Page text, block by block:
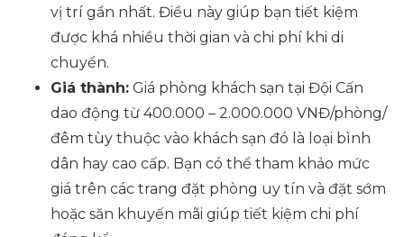
vị trí gần nhất. Điều này giúp bạn tiết kiệm
được khá nhiều thời gian và chi phí khi di
chuyển.
Giá thành: Giá phòng khách sạn tại Đội Cấn
dao động từ 400.000 – 2.000.000 VNĐ/phòng/
đêm tùy thuộc vào khách sạn đó là loại bình
dân hay cao cấp. Bạn có thể tham khảo mức
giá trên các trang đặt phòng uy tín và đặt sớm
hoặc săn khuyến mãi giúp tiết kiệm chi phí